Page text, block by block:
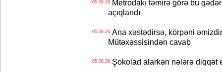
05.08.26Metrodakı təmirə görə bu
açıqlandı
05.08.26Ana xəstədirsə, körpəni
Mütəxəssisindən cavab
05.08.26Şokolad alarkən nələrə diqqət